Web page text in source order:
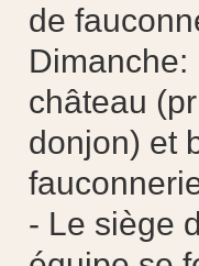
de
château
donjon) et
- Le siège